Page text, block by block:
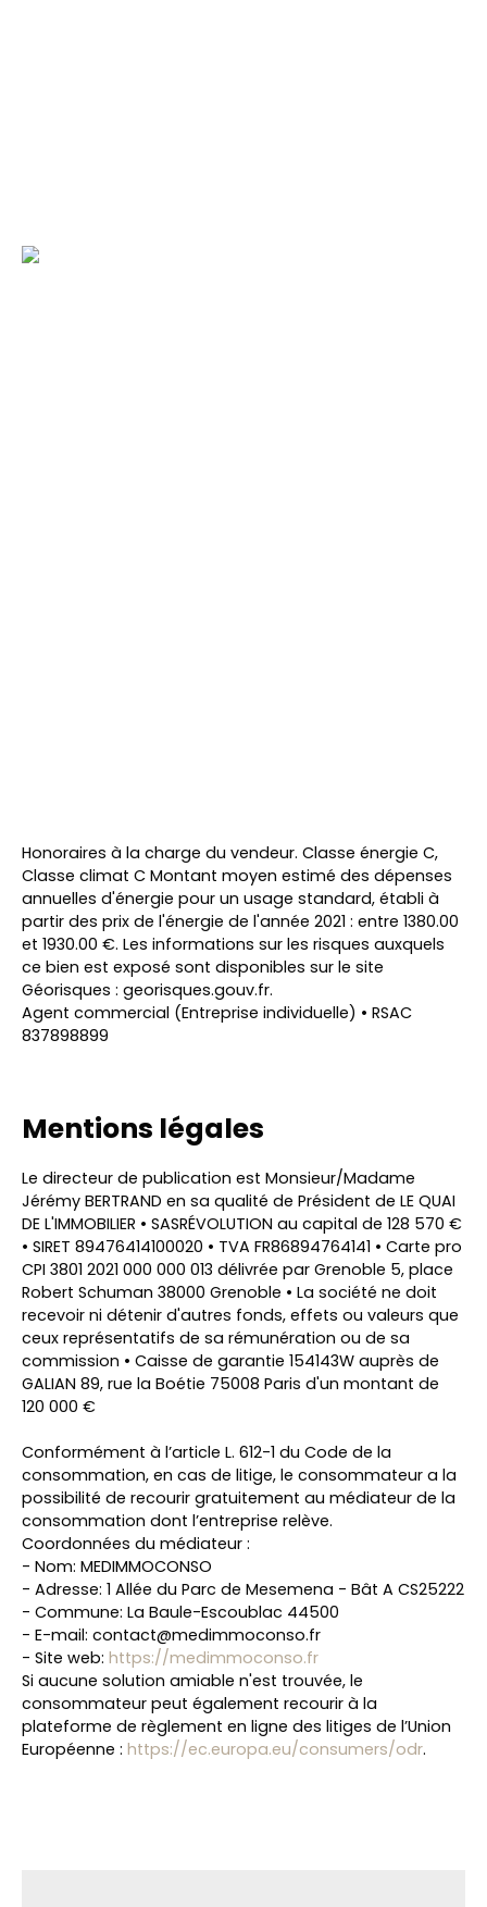
Honoraires à la charge du vendeur. Classe énergie C,
Classe climat C Montant moyen estimé des dépenses
annuelles d'énergie pour un usage standard, établi à
partir des prix de l'énergie de l'année 2021 : entre 1380.00
et 1930.00 €. Les informations sur les risques auxquels
ce bien est exposé sont disponibles sur le site
Géorisques : georisques.gouv.fr.
Agent commercial (Entreprise individuelle) • RSAC
837898899
Mentions légales
Le directeur de publication est Monsieur/Madame
Jérémy BERTRAND en sa qualité de Président de LE QUAI
DE L'IMMOBILIER • SASRÉVOLUTION au capital de 128 570 €
• SIRET 89476414100020 • TVA FR86894764141 • Carte pro
CPI 3801 2021 000 000 013 délivrée par Grenoble 5, place
Robert Schuman 38000 Grenoble • La société ne doit
recevoir ni détenir d'autres fonds, effets ou valeurs que
ceux représentatifs de sa rémunération ou de sa
commission • Caisse de garantie 154143W auprès de
GALIAN 89, rue la Boétie 75008 Paris d'un montant de
120 000 €
Conformément à l’article L. 612-1 du Code de la
consommation, en cas de litige, le consommateur a la
possibilité de recourir gratuitement au médiateur de la
consommation dont l’entreprise relève.
Coordonnées du médiateur :
- Nom: MEDIMMOCONSO
- Adresse: 1 Allée du Parc de Mesemena - Bât A CS25222
- Commune: La Baule-Escoublac 44500
- E-mail: contact@medimmoconso.fr
- Site web: https://medimmoconso.fr
Si aucune solution amiable n'est trouvée, le
consommateur peut également recourir à la
plateforme de règlement en ligne des litiges de l’Union
Européenne : https://ec.europa.eu/consumers/odr.